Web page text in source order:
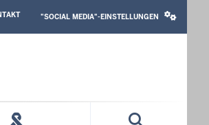
MEDIA
"SOCIAL MEDIA"-EINSTELLUNGEN